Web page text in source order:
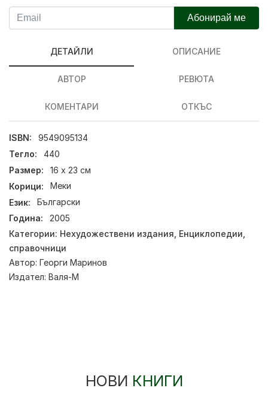
Абонирай ме
ДЕТАЙЛИ ОПИСАНИЕ
АВТОР РЕВЮТА
КОМЕНТАРИ ОТКЪС
ISBN:
9549095134
Тегло:
440
Размер:
16 x 23 см
Корици:
Меки
Език:
Български
Година:
2005
Категории: Нехудожествени издания Енциклопедии,
справочници
Автор: Георги Маринов
Издател: Валя-М
НОВИ КНИГИ